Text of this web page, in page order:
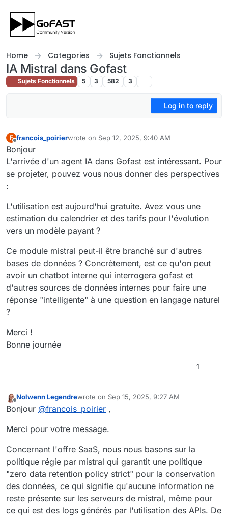
Home Categories Sujets Fonctionnels
IA Mistral dans Gofast
Sujets Fonctionnels 5 3 582 3
Log in to reply
F
Offline
francois_poirierwrote on Sep 12, 2025, 9:40 AM
last edited by
Bonjour
L'arrivée d'un agent IA dans Gofast est intéressant. Pour
se projeter, pouvez vous nous donner des perspectives
:
L'utilisation est aujourd'hui gratuite. Avez vous une
estimation du calendrier et des tarifs pour l'évolution
vers un modèle payant ?
Ce module mistral peut-il être branché sur d'autres
bases de données ? Concrètement, est ce qu'on peut
avoir un chatbot interne qui interrogera gofast et
d'autres sources de données internes pour faire une
réponse "intelligente" à une question en langage naturel
?
Merci !
Bonne journée
1
Offline
Nolwenn Legendrewrote on Sep 15, 2025, 9:27 AM
last edited by Nolwenn Legendre
Bonjour @francois_poirier ,
Merci pour votre message.
Concernant l'offre SaaS, nous nous basons sur la
politique régie par mistral qui garantit une politique
"zero data retention policy strict" pour la conservation
des données, ce qui signifie qu'aucune information ne
reste présente sur les serveurs de mistral, même pour
ce qui est des logs générés par l'utilisation des APIs. De